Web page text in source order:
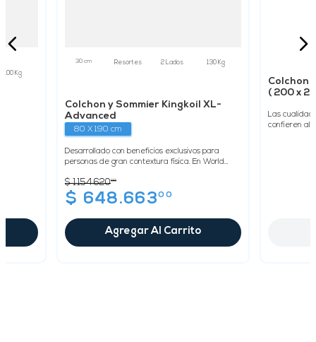
100 Kg
30 cm Resortes 2 Lados 130 Kg
Colchon y Sommier Kingkoil XL-
Advanced
80 X 190 cm
Desarrollado con beneficios exclusivos para
personas de gran contextura física. En World
$ 1.154.62000
$ 648.66300
Agregar Al Carrito
Colchon
( 200 x
Las
confieren al